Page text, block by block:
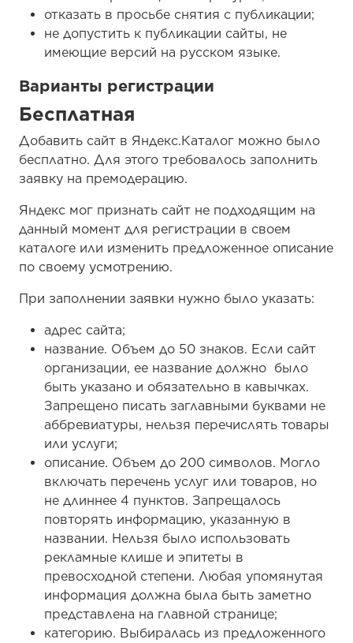
отказать в просьбе снятия с публикации;
не допустить к публикации сайты, не
имеющие версий на русском языке.
Варианты регистрации
Бесплатная
Добавить сайт в Яндекс.Каталог можно было
бесплатно. Для этого требовалось заполнить
заявку на премодерацию.
Яндекс мог признать сайт не подходящим на
данный момент для регистрации в своем
каталоге или изменить предложенное описание
по своему усмотрению.
При заполнении заявки нужно было указать:
адрес сайта;
название. Объем до 50 знаков. Если сайт
организации, ее название должно было
быть указано и обязательно в кавычках.
Запрещено писать заглавными буквами не
аббревиатуры, нельзя перечислять товары
или услуги;
описание. Объем до 200 символов. Могло
включать перечень услуг или товаров, но
не длиннее 4 пунктов. Запрещалось
повторять информацию, указанную в
названии. Нельзя было использовать
рекламные клише и эпитеты в
превосходной степени. Любая упомянутая
информация должна была быть заметно
представлена на главной странице;
категорию. Выбиралась из предложенного